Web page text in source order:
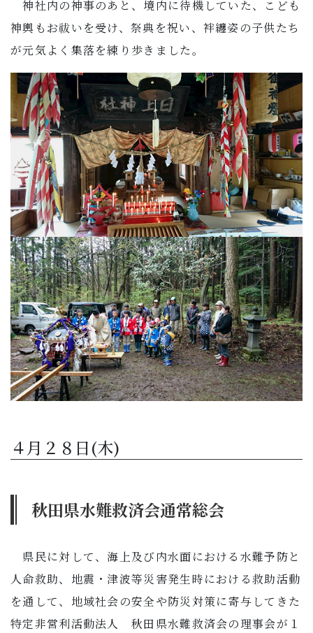
神社内の神事のあと、境内に待機していた、こども
神輿もお祓いを受け、祭典を祝い、袢纏姿の子供たち
が元気よく集落を練り歩きました。
４月２８日(木)
秋田県水難救済会通常総会
県民に対して、海上及び内水面における水難予防と
人命救助、地震・津波等災害発生時における救助活動
を通して、地域社会の安全や防災対策に寄与してきた
特定非営利活動法人 秋田県水難救済会の理事会が１